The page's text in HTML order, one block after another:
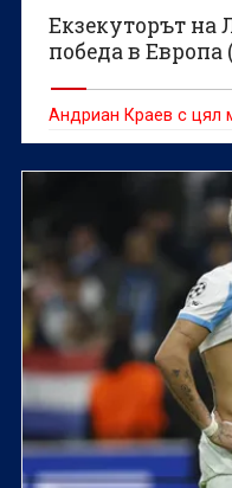
Екзекуторът на
победа в
Андриан Краев с цял